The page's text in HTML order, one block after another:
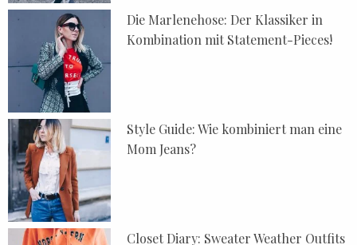
Die Marlenehose: Der Klassiker in
Kombination mit Statement-Pieces!
Style Guide: Wie kombiniert man eine
Mom Jeans?
Closet Diary: Sweater Weather Outfits